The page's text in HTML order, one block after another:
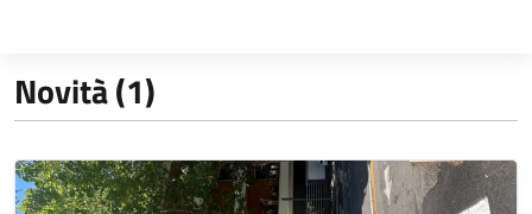
Novità (1)